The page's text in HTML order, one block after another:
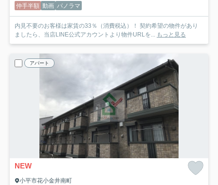
仲手半額 動画 パノラマ
内見不要のお客様は家賃の33％（消費税込）！ 契約希望の物件があり
ましたら、当店LINE公式アカウントより物件URLを...
もっと見る
アパート
NEW
小平市花小金井南町